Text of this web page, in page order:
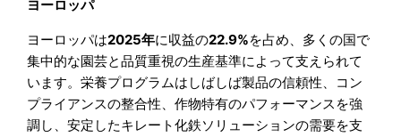
ヨーロッパ
ヨーロッパは2025年に収益の22.9%を占め、多くの国で
集中的な園芸と品質重視の生産基準によって支えられて
います。栄養プログラムはしばしば製品の信頼性、コン
プライアンスの整合性、作物特有のパフォーマンスを強
調し、安定したキレート化鉄ソリューションの需要を支